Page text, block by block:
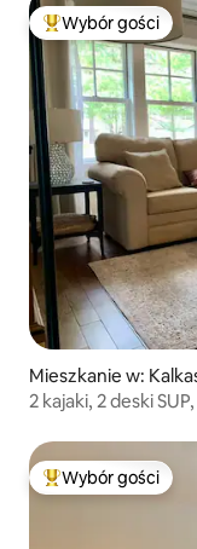
Najpopularniejsze
Wybór gości
Mieszkanie w:
2 kajaki, 2 deski
Najpopularniejsze
Wybór gości